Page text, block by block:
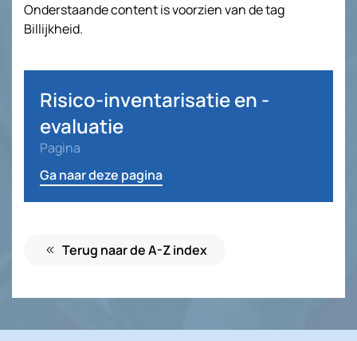
Onderstaande content is voorzien van de tag
Billijkheid.
Risico-inventarisatie en -
evaluatie
Pagina
Ga naar deze pagina
Terug naar de A-Z index